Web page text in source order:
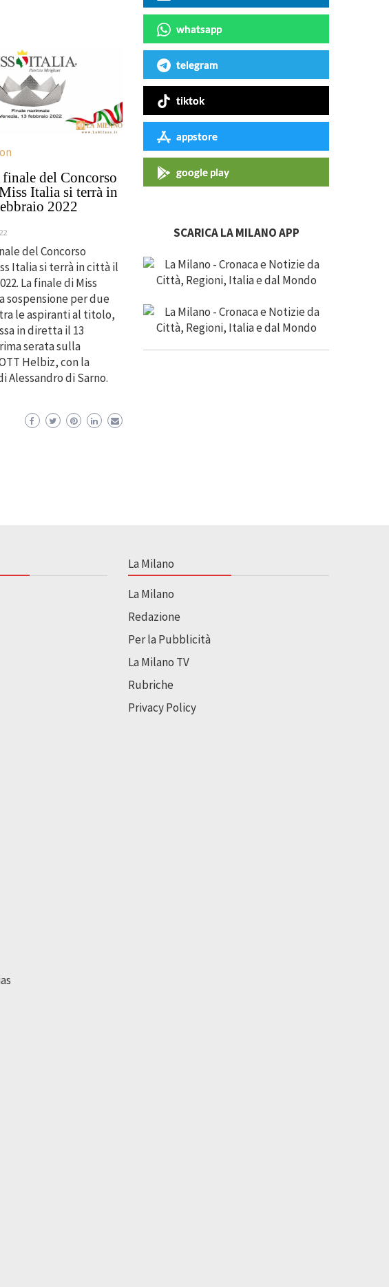
finale del Concorso
Italia si terrà in
2022
del Concorso
Italia si terrà in città il
La finale di Miss
sospensione per due
le aspiranti al titolo,
in diretta il 13
serata sulla
Helbiz, con la
Alessandro di Sarno.
whatsapp
telegram
tiktok
appstore
google play
SCARICA LA MILANO APP
La Milano
La Milano
Redazione
Per la Pubblicità
La Milano TV
Rubriche
Privacy Policy